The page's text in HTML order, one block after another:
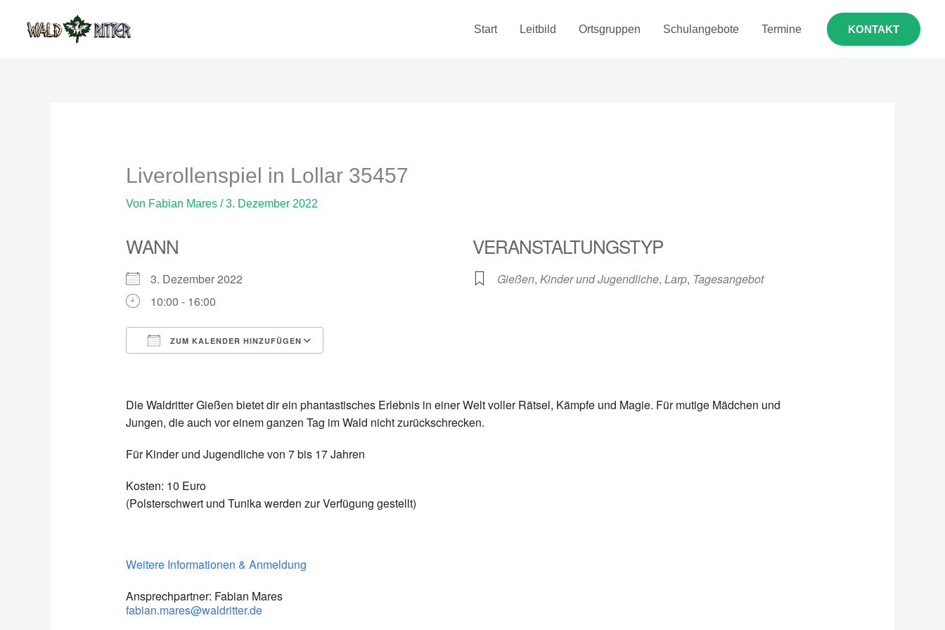
Start Leitbild Ortsgruppen Schulangebote Termine KONTAKT
Liverollenspiel in Lollar 35457
Von Fabian Mares /3. Dezember 2022
WANN
3. Dezember 2022
10:00 - 16:00
ZUM KALENDER HINZUFÜGEN
VERANSTALTUNGSTYP
Gießen, Kinder und Jugendliche, Larp, Tagesangebot
Die Waldritter Gießen bietet dir ein phantastisches Erlebnis in einer Welt voller Rätsel, Kämpfe und Magie. Für mutige Mädchen und
Jungen, die auch vor einem ganzen Tag im Wald nicht zurückschrecken.
Für Kinder und Jugendlichevon 7 bis 17 Jahren
Kosten: 10 Euro
(Polsterschwert und Tunika werden zur Verfügung gestellt)
Weitere Informationen & Anmeldung
Ansprechpartner: Fabian Mares
fabian.mares@waldritter.de